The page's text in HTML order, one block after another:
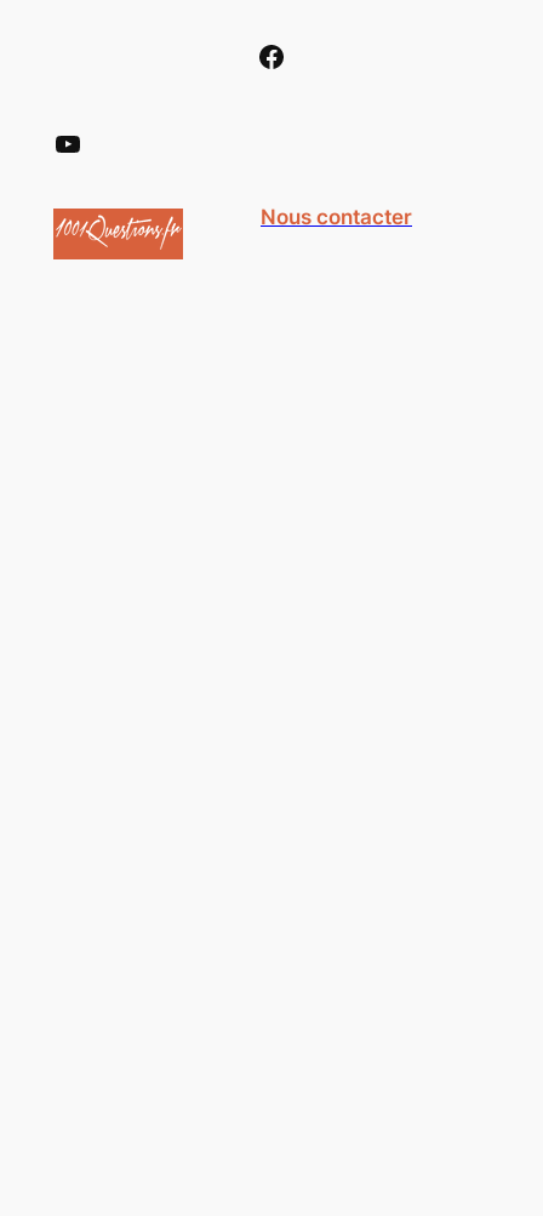
Facebook
YouTube
Nous contacter